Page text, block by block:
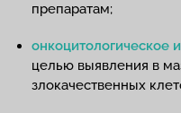
препаратам;
онкоцитологическое
целью выявления в
злокачественных